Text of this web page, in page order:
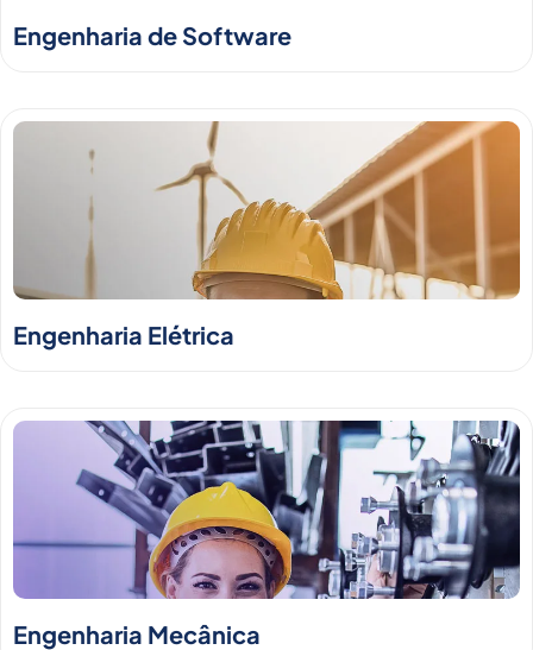
Engenharia de Software
Engenharia Elétrica
Engenharia Mecânica